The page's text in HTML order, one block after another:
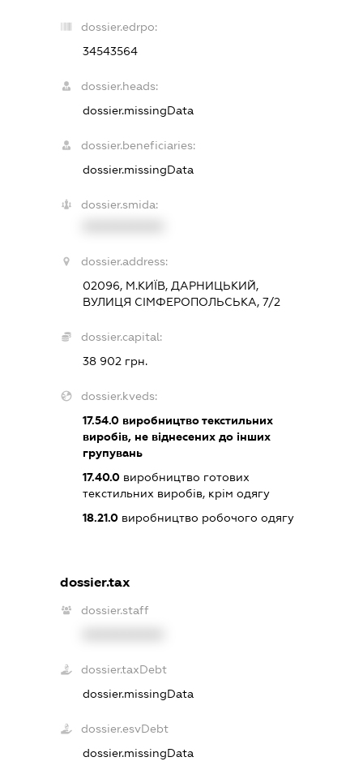
dossier.edrpo:
34543564
dossier.heads:
dossier.missingData
dossier.beneficiaries:
dossier.missingData
dossier.smida:
dossier.address:
02096, М.КИЇВ, ДАРНИЦЬКИЙ,
ВУЛИЦЯ СІМФЕРОПОЛЬСЬКА, 7/2
dossier.capital:
38 902 грн.
dossier.kveds:
17.54.0виробництво текстильних
виробів, не віднесених до інших
групувань
17.40.0виробництво готових
текстильних виробів, крім одягу
18.21.0виробництво робочого одягу
dossier.tax
dossier.staff
dossier.taxDebt
dossier.missingData
dossier.esvDebt
dossier.missingData